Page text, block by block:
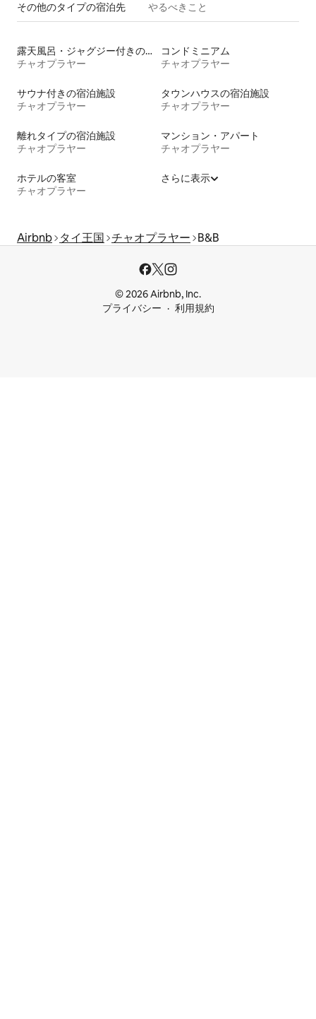
その他のタ⁠イ⁠プ⁠の宿⁠泊⁠先 やるべきこと
露天風呂・ジャグジー付きの宿泊施設
チャオプラヤー
コンドミニアム
チャオプラヤー
サウナ付きの宿泊施設
チャオプラヤー
タウンハウスの宿泊施設
チャオプラヤー
離れタイプの宿泊施設
チャオプラヤー
マンション・アパート
チャオプラヤー
ホテルの客室
チャオプラヤー
さらに表示
Airbnb タイ王国 チャオプラヤー B&B
© 2026 Airbnb, Inc.
プライバシー
利用規約